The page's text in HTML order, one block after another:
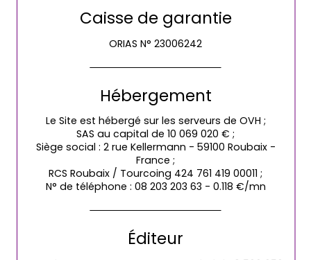
Caisse de garantie
ORIAS N° 23006242
Hébergement
Le Site est hébergé sur les serveurs de OVH ;
SAS au capital de 10 069 020 € ;
Siège social : 2 rue Kellermann - 59100 Roubaix -
France ;
RCS Roubaix / Tourcoing 424 761 419 00011 ;
N° de téléphone : 08 203 203 63 - 0.118 €/mn
Éditeur